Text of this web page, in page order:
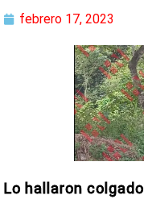
febrero 17, 2023
Lo hallaron colgado